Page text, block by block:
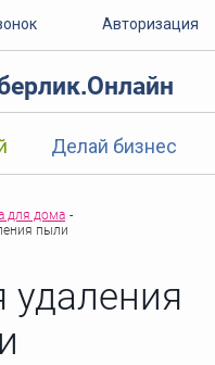
Авторизация
Делай бизнес
для дома -
пыли
удаления